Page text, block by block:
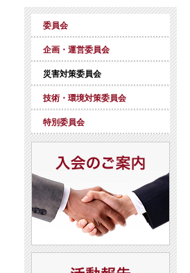
委員会
企画・運営委員会
災害対策委員会
技術・環境対策委員会
特別委員会